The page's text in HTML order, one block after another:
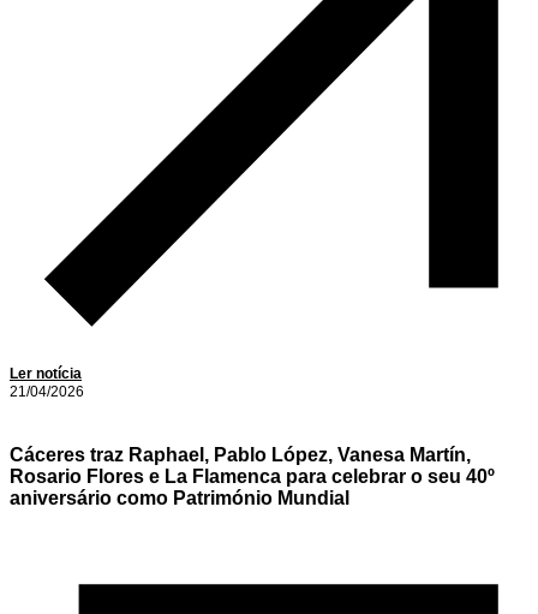
Ler notícia
21/04/2026
Cáceres traz Raphael, Pablo López, Vanesa Martín,
Rosario Flores e La Flamenca para celebrar o seu 40º
aniversário como Património Mundial